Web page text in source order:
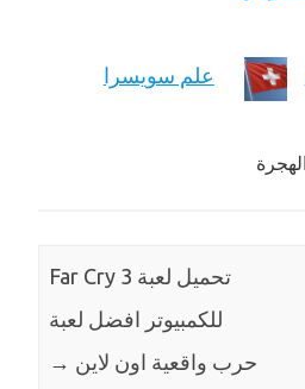
علم سويسرا
تحميل لعبة Far Cry 3
للكمبيوتر افضل لعبة
حرب واقعية اون لاين →